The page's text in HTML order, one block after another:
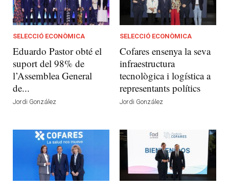
SELECCIÓ ECONÒMICA
Eduardo Pastor obté el
suport del 98% de
l’Assemblea General
de...
Jordi González
SELECCIÓ ECONÒMICA
Cofares ensenya la seva
infraestructura
tecnològica i logística a
representants polítics
Jordi González